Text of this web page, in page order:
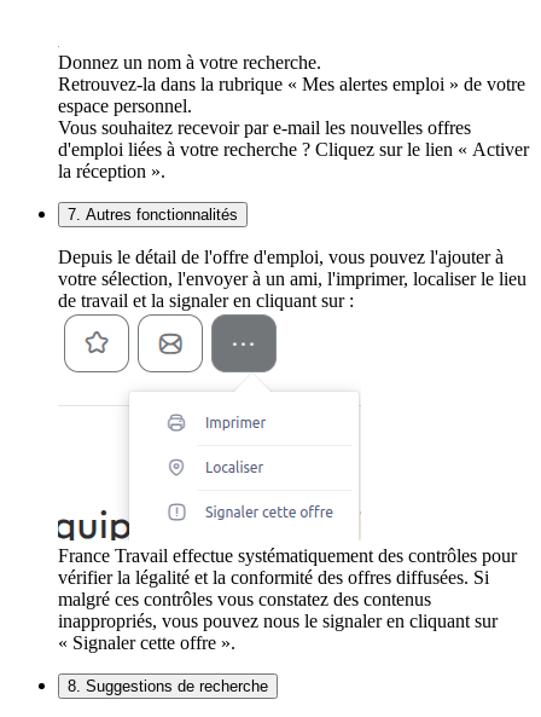
Donnez un nom à votre recherche.
Retrouvez-la dans la rubrique « Mes alertes emploi » de votre
espace personnel.
Vous souhaitez recevoir par e-mail les nouvelles offres
d'emploi liées à votre recherche ? Cliquez sur le lien « Activer
la réception ».
7. Autres fonctionnalités
Depuis le détail de l'offre d'emploi, vous pouvez l'ajouter à
votre sélection, l'envoyer à un ami, l'imprimer, localiser le lieu
de travail et la signaler en cliquant sur :
France Travail effectue systématiquement des contrôles pour
vérifier la légalité et la conformité des offres diffusées. Si
malgré ces contrôles vous constatez des contenus
inappropriés, vous pouvez nous le signaler en cliquant sur
« Signaler cette offre ».
8. Suggestions de recherche